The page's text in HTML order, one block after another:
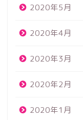
2020年5月
2020年4月
2020年3月
2020年2月
2020年1月